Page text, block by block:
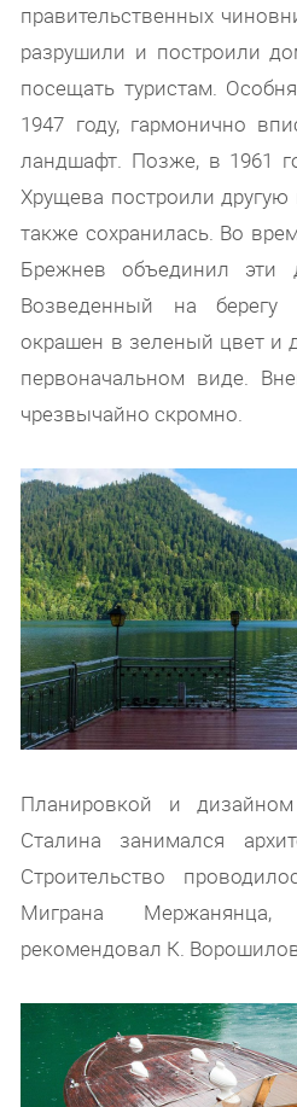
правительственных
разрушили и построили
посещать туристам.
1947 году, гармонично
ландшафт. Позже, в 1961
Хрущева построили
также сохранилась. Во
Брежнев объединил эти
Возведенный на берегу
окрашен в зеленый цвет и
первоначальном виде.
чрезвычайно скромно.
Планировкой и
Сталина занимался
Строительство
Миграна Мержанянца,
рекомендовал К.